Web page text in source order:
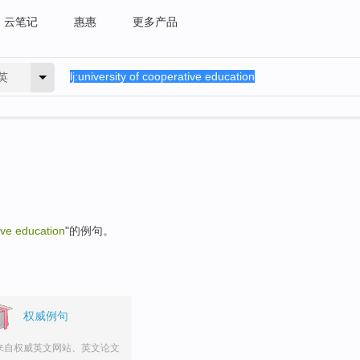
云笔记 惠惠 更多产品
education"的例句。
权威例句
自权威英文网站、英文论文